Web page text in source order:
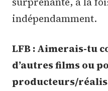
indépendamment.
LFB : Aimerais-tu
d’autres films ou
producteurs/